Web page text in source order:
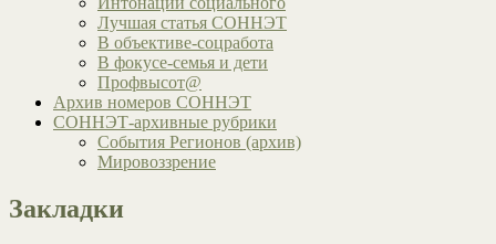
Лучшая статья СОННЭТ
В объективе-соцработа
В фокусе-семья и дети
Профвысот@
Архив номеров СОННЭТ
СОННЭТ-архивные рубрики
События Регионов (архив)
Мировоззрение
Закладки